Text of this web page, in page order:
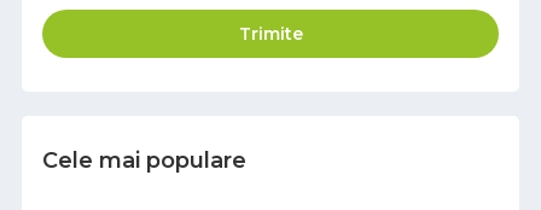
Trimite
Cele mai populare